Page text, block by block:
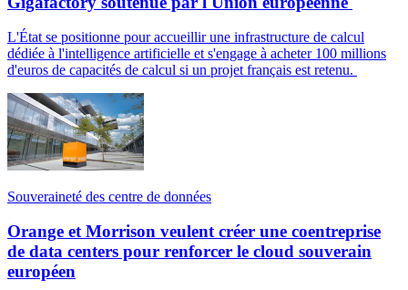
L'État se positionne pour accueillir une infrastructure de calcul
dédiée à l'intelligence artificielle et s'engage à acheter 100 millions
d'euros de capacités de calcul si un projet français est retenu.
Souveraineté des centre de données
Orange et Morrison veulent créer une coentreprise
de data centers pour renforcer le cloud souverain
européen